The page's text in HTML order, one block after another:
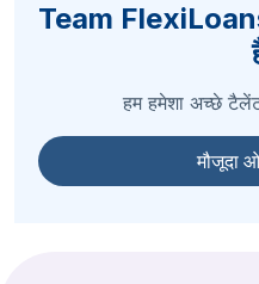
Team FlexiLoans
हम हमेशा अच्छे